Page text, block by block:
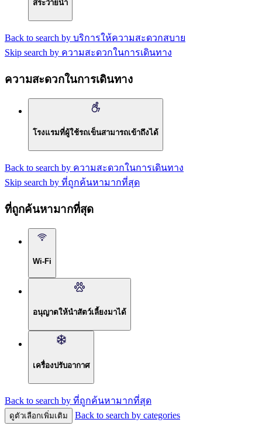
สระว่ายน้ำ
Back to search by บริการให้ความสะดวกสบาย
Skip search by ความสะดวกในการเดินทาง
ความสะดวกในการเดินทาง
โรงแรมที่ผู้ใช้รถเข็นสามารถเข้าถึงได้
Back to search by ความสะดวกในการเดินทาง
Skip search by ที่ถูกค้นหามากที่สุด
ที่ถูกค้นหามากที่สุด
Wi-Fi
อนุญาตให้นำสัตว์เลี้ยงมาได้
เครื่องปรับอากาศ
Back to search by ที่ถูกค้นหามากที่สุด
ดูตัวเลือกเพิ่มเติม Back to search by categories